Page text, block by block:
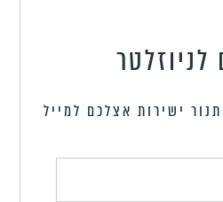
לניוזלטר
ישירות אצלכם למייל